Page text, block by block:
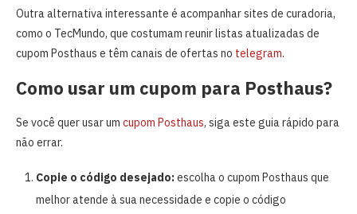
Outra alternativa interessante é acompanhar sites de curadoria,
como o TecMundo, que costumam reunir listas atualizadas de
cupom Posthaus e têm canais de ofertas no telegram.
Como usar um cupom para Posthaus?
Se você quer usar um cupom Posthaus, siga este guia rápido para
não errar.
Copie o código desejado:escolha o cupom Posthaus que
melhor atende à sua necessidade e copie o código